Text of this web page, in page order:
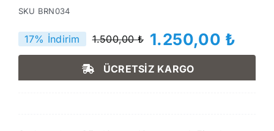
SKU BRN034
1.500,00₺
Orijinal
fiyat:
1.500,00 ₺.
1.250,00 ₺
Şu
andaki
fiyat:
17% İndirim
ÜCRETSİZ KARGO